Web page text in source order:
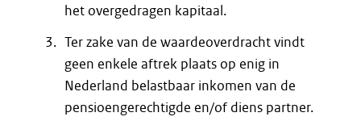
het overgedragen kapitaal.
Ter zake van de waardeoverdracht vindt
geen enkele aftrek plaats op enig in
Nederland belastbaar inkomen van de
pensioengerechtigde en/of diens partner.